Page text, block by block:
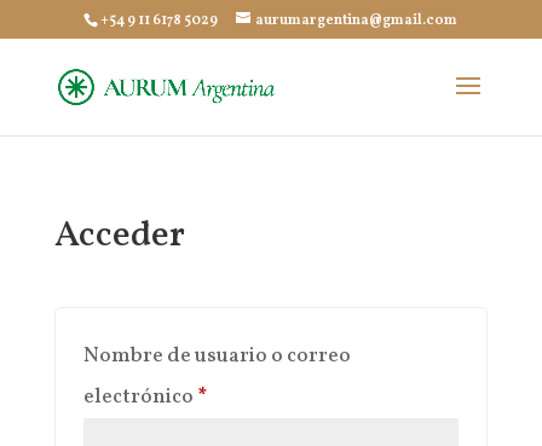
+54 9 11 6178 5029 aurumargentina@gmail.com
Acceder
Nombre de usuario o correo
electrónico *Obligatorio